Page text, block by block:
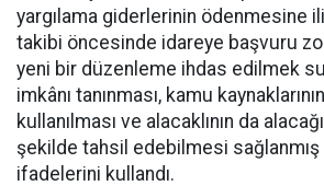
yargılama giderlerinin ödenmesine
takibi öncesinde idareye başvuru
yeni bir düzenleme ihdas edilmek
imkânı tanınması, kamu
kullanılması ve alacaklının da
şekilde tahsil edebilmesi sağlanmış
ifadelerini kullandı.